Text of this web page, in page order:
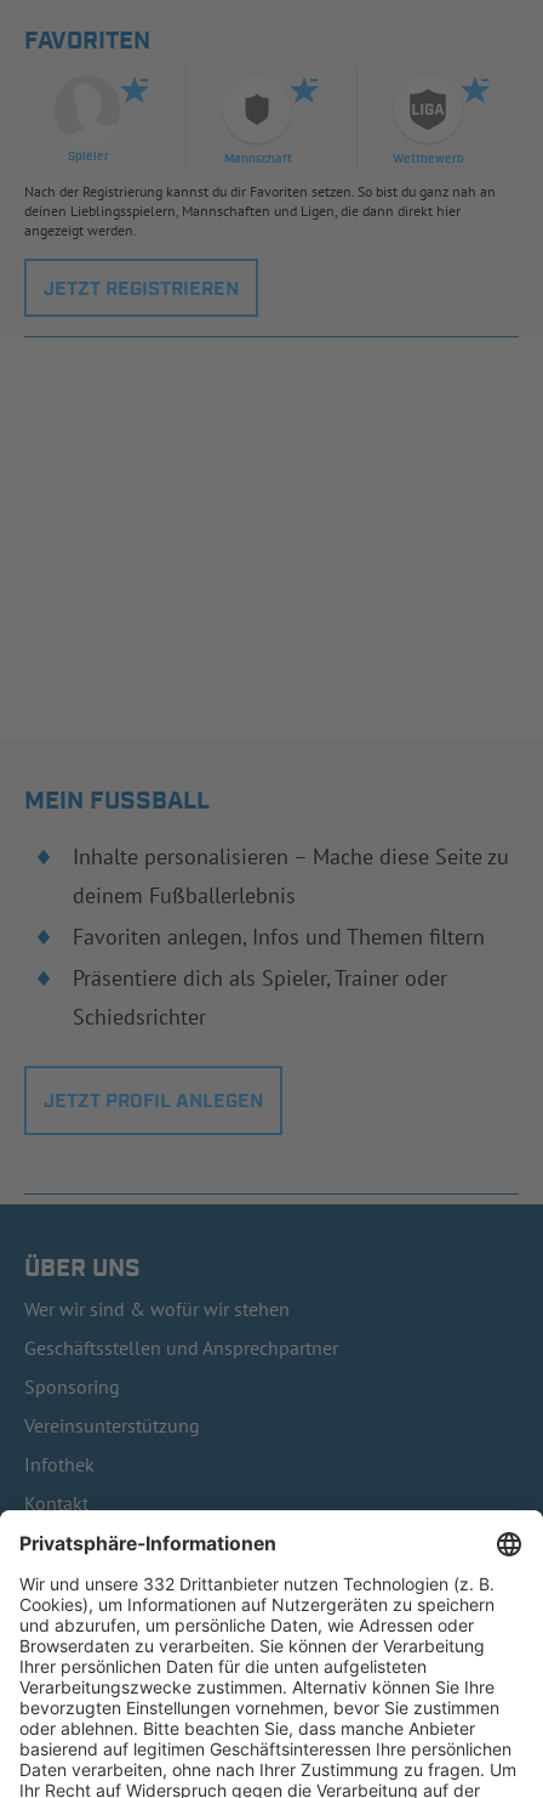
FAVORITEN
Spieler Mannschaft Wettbewerb
Nach der Registrierung kannst du dir Favoriten setzen. So bist du ganz nah an
deinen Lieblingsspielern, Mannschaften und Ligen, die dann direkt hier
angezeigt werden.
JETZT REGISTRIEREN
MEIN FUSSBALL
Inhalte personalisieren – Mache diese Seite zu
deinem Fußballerlebnis
Favoriten anlegen, Infos und Themen filtern
Präsentiere dich als Spieler, Trainer oder
Schiedsrichter
JETZT PROFIL ANLEGEN
ÜBER UNS
Wer wir sind & wofür wir stehen
Geschäftsstellen und Ansprechpartner
Sponsoring
Vereinsunterstützung
Infothek
Kontakt
HÄUFIG BESUCHTE SEITEN
Pässe und Vereinswechsel
Trainerausbildung
Schulungsangebot Vereinsmitarbeiter
BFV-Geschäftsstellen
Trainerbörse